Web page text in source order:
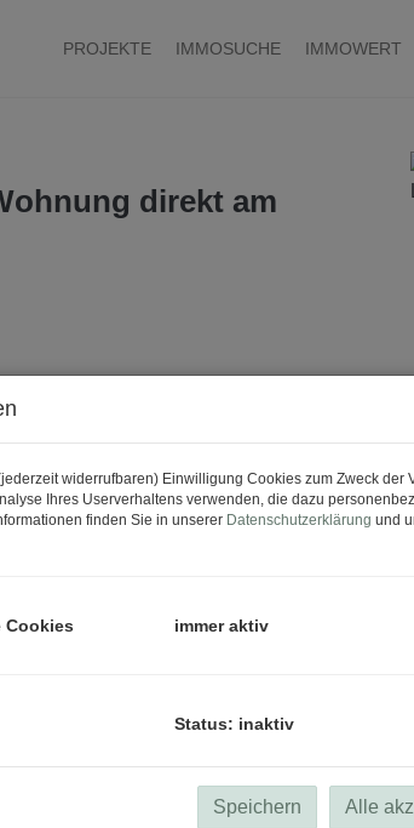
PROJEKTE IMMOSUCHE IMMOWERT
direkt am
widerrufbaren) Einwilligung Cookies zum Zweck der
Ihres Userverhaltens verwenden, die dazu
finden Sie in unserer Datenschutzerklärung und
Cookies immer aktiv
Status: inaktiv
Speichern Alle